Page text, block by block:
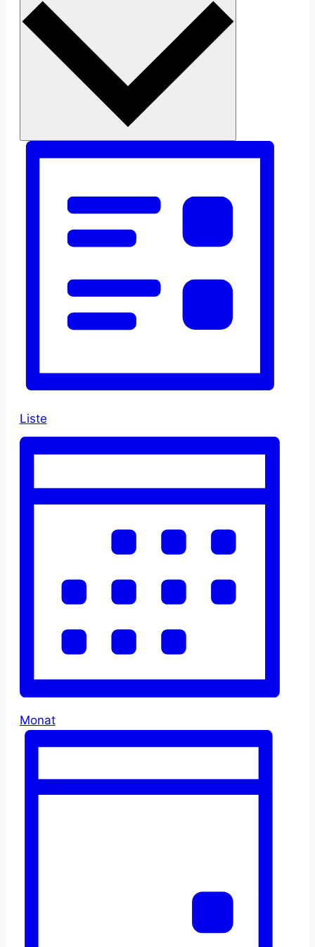
Liste
Monat